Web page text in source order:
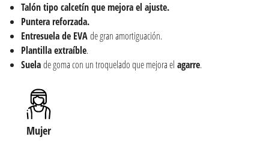
Talón tipo calcetín que mejora el ajuste.
Puntera reforzada.
Entresuela de EVAde gran amortiguación.
Plantilla extraíble.
Suelade goma con un troquelado que mejora el agarre.
Mujer